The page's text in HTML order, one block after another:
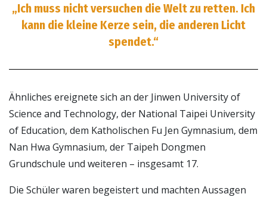
„Ich muss nicht versuchen die Welt zu retten. Ich
kann die kleine Kerze sein, die anderen Licht
spendet.“
Ähnliches ereignete sich an der Jinwen University of
Science and Technology, der National Taipei University
of Education, dem Katholischen Fu Jen Gymnasium, dem
Nan Hwa Gymnasium, der Taipeh Dongmen
Grundschule und weiteren – insgesamt 17.
Die Schüler waren begeistert und machten Aussagen